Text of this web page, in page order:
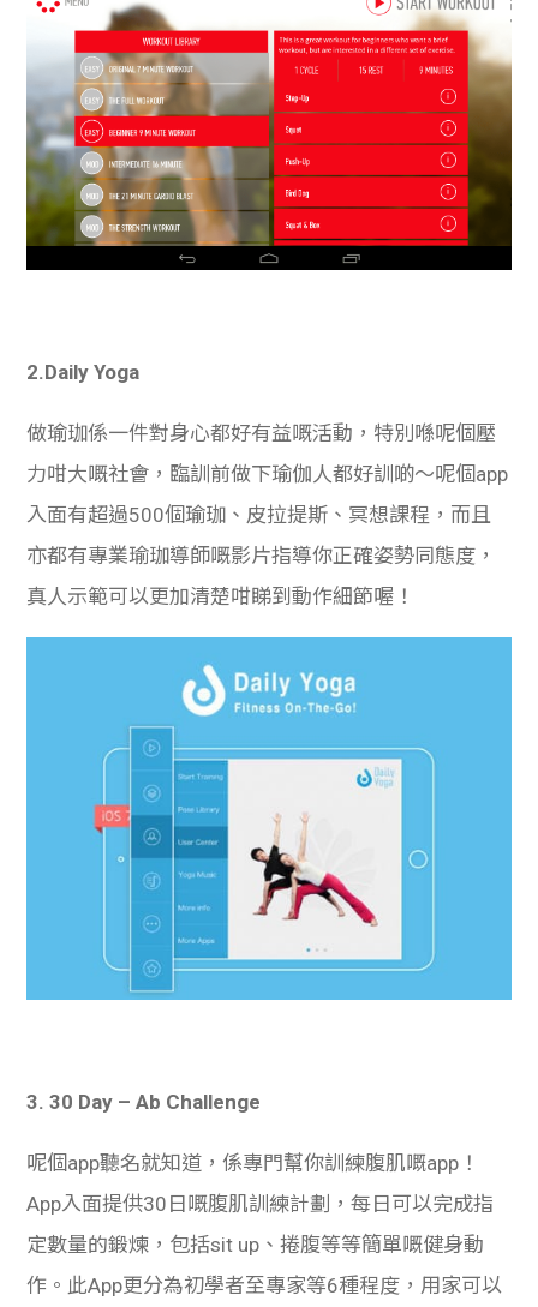
2.Daily Yoga
做瑜珈係一件對身心都好有益嘅活動，特別喺呢個壓
力咁大嘅社會，臨訓前做下瑜伽人都好訓啲～呢個app
入面有超過500個瑜珈、皮拉提斯、冥想課程，而且
亦都有專業瑜珈導師嘅影片指導你正確姿勢同態度，
真人示範可以更加清楚咁睇到動作細節喔！
3. 30 Day – Ab Challenge
呢個app聽名就知道，係專門幫你訓練腹肌嘅app！
App入面提供30日嘅腹肌訓練計劃，每日可以完成指
定數量的鍛煉，包括sit up、捲腹等等簡單嘅健身動
作。此App更分為初學者至專家等6種程度，用家可以